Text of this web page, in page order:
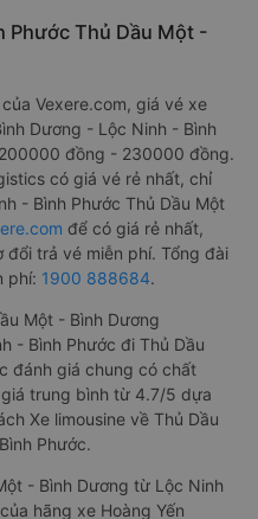
Phước Thủ Dầu Một -
Vexere.com, giá vé xe
Dương - Lộc Ninh - Bình
đồng - 230000 đồng.
có giá vé rẻ nhất, chỉ
- Bình Phước Thủ Dầu Một
để có giá rẻ nhất,
trả vé miễn phí. Tổng đài
phí: 1900 888684.
Một - Bình Dương
- Bình Phước đi Thủ Dầu
đánh giá chung có chất
trung bình từ 4.7/5 dựa
Xe limousine về Thủ Dầu
Phước.
- Bình Dương từ Lộc Ninh
hãng xe Hoàng Yến